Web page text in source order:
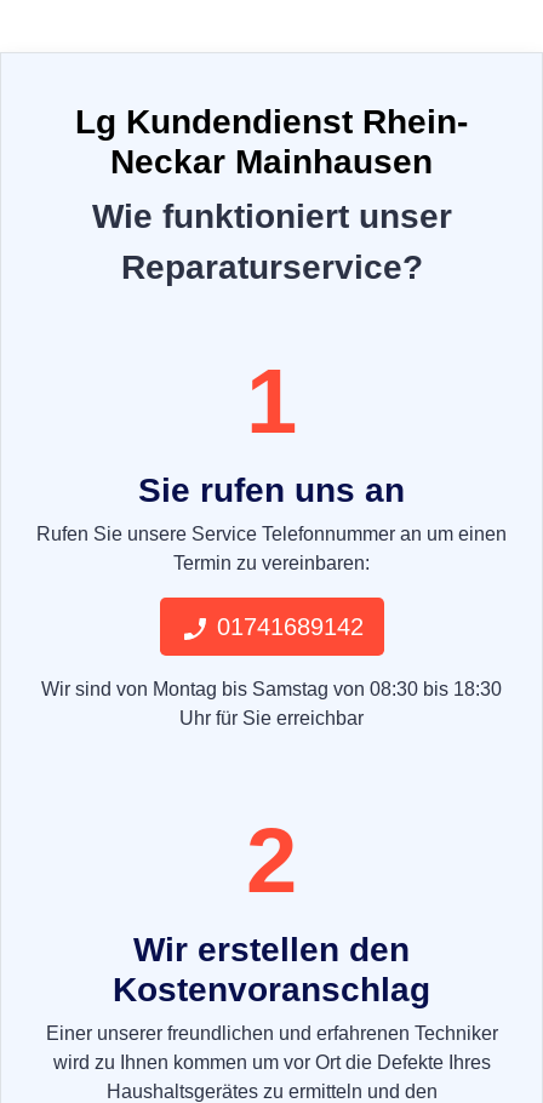
Lg Kundendienst Rhein-
Neckar Mainhausen
Wie funktioniert unser
Reparaturservice?
1
Sie rufen uns an
Rufen Sie unsere Service Telefonnummer an um einen
Termin zu vereinbaren:
01741689142
Wir sind von Montag bis Samstag von 08:30 bis 18:30
Uhr für Sie erreichbar
2
Wir erstellen den
Kostenvoranschlag
Einer unserer freundlichen und erfahrenen Techniker
wird zu Ihnen kommen um vor Ort die Defekte Ihres
Haushaltsgerätes zu ermitteln und den